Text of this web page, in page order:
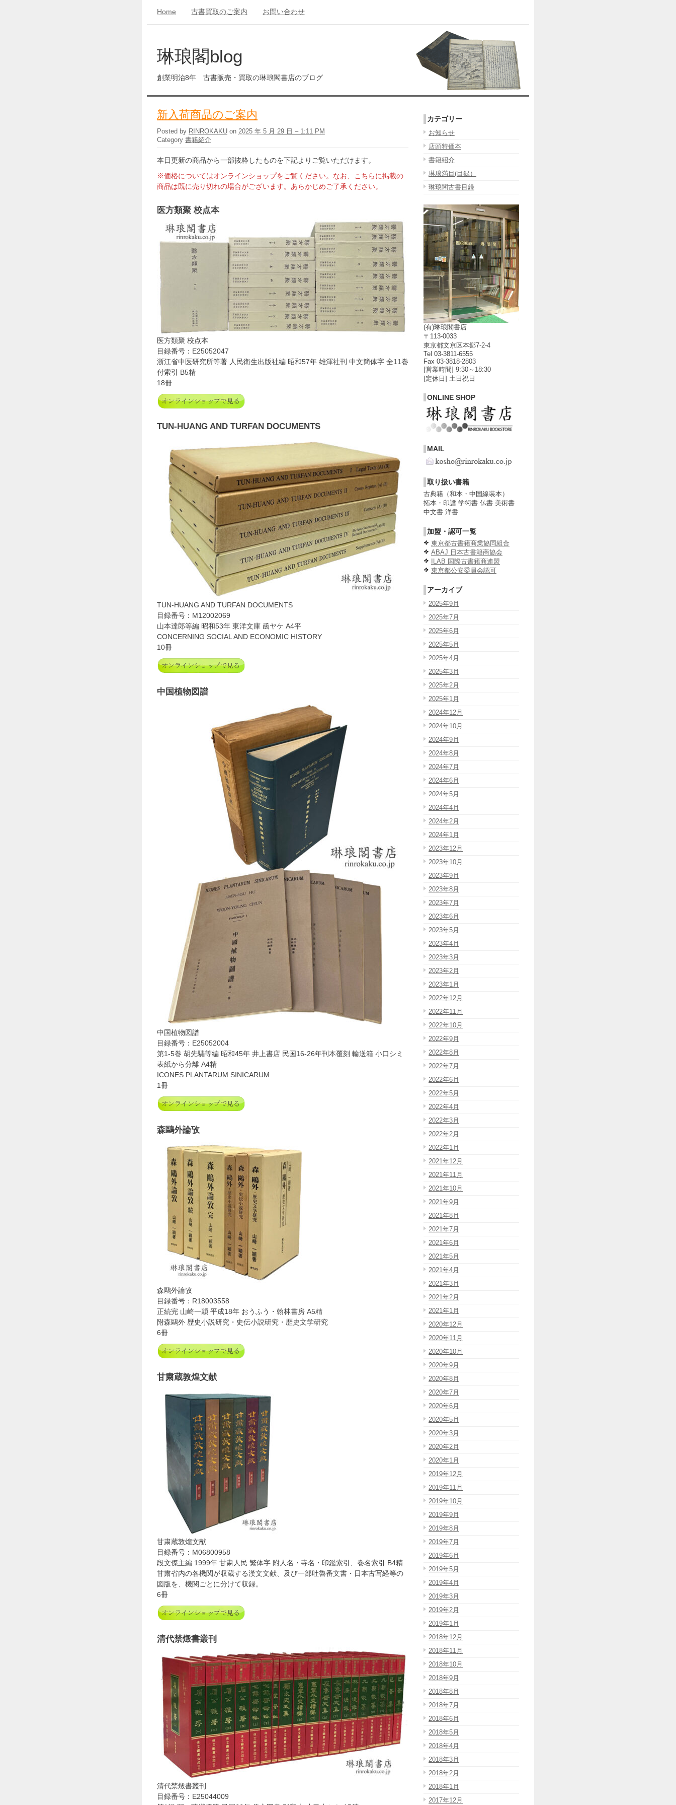
Home 古書買取のご案内 お問い合わせ
琳琅閣blog
創業明治8年 古書販売・買取の琳琅閣書店のブログ
新入荷商品のご案内
Posted by RINROKAKU on 2025 年 5 月 29 日 – 1:11 PM
Category 書籍紹介
本日更新の商品から一部抜粋したものを下記よりご覧いただけます。
※価格についてはオンラインショップをご覧ください。なお、こちらに掲載の
商品は既に売り切れの場合がございます。あらかじめご了承ください。
医方類聚 校点本
医方類聚 校点本
目録番号：E25052047
浙江省中医研究所等著 人民衛生出版社編 昭和57年 雄渾社刊 中文簡体字 全11巻
付索引 B5精
18冊
TUN-HUANG AND TURFAN DOCUMENTS
TUN-HUANG AND TURFAN DOCUMENTS
目録番号：M12002069
山本達郎等編 昭和53年 東洋文庫 函ヤケ A4平
CONCERNING SOCIAL AND ECONOMIC HISTORY
10冊
中国植物図譜
中国植物図譜
目録番号：E25052004
第1-5巻 胡先驌等編 昭和45年 井上書店 民国16-26年刊本覆刻 輸送箱 小口シミ
表紙から分離 A4精
ICONES PLANTARUM SINICARUM
1冊
森鷗外論攷
森鷗外論攷
目録番号：R18003558
正続完 山崎一穎 平成18年 おうふう・翰林書房 A5精
附森鷗外 歴史小説研究・史伝小説研究・歴史文学研究
6冊
甘粛蔵敦煌文献
甘粛蔵敦煌文献
目録番号：M06800958
段文傑主編 1999年 甘粛人民 繁体字 附人名・寺名・印鑑索引、巻名索引 B4精
甘粛省内の各機関が収蔵する漢文文献、及び一部吐魯番文書・日本古写経等の
図版を、機関ごとに分けて収録。
6冊
清代禁燬書叢刊
清代禁燬書叢刊
目録番号：E25044009
カテゴリー
お知らせ
店頭特価本
書籍紹介
琳琅満目(目録）
琳琅閣古書目録
(有)琳琅閣書店
〒113-0033
東京都文京区本郷7-2-4
Tel 03-3811-6555
Fax 03-3818-2803
[営業時間] 9:30～18:30
[定休日] 土日祝日
ONLINE SHOP
MAIL
取り扱い書籍
古典籍（和本・中国線装本）
拓本・印譜 学術書 仏書 美術書
中文書 洋書
加盟・認可一覧
東京都古書籍商業協同組合
ABAJ 日本古書籍商協会
ILAB 国際古書籍商連盟
東京都公安委員会認可
アーカイブ
2025年9月
2025年7月
2025年6月
2025年5月
2025年4月
2025年3月
2025年2月
2025年1月
2024年12月
2024年10月
2024年9月
2024年8月
2024年7月
2024年6月
2024年5月
2024年4月
2024年2月
2024年1月
2023年12月
2023年10月
2023年9月
2023年8月
2023年7月
2023年6月
2023年5月
2023年4月
2023年3月
2023年2月
2023年1月
2022年12月
2022年11月
2022年10月
2022年9月
2022年8月
2022年7月
2022年6月
2022年5月
2022年4月
2022年3月
2022年2月
2022年1月
2021年12月
2021年11月
2021年10月
2021年9月
2021年8月
2021年7月
2021年6月
2021年5月
2021年4月
2021年3月
2021年2月
2021年1月
2020年12月
2020年11月
2020年10月
2020年9月
2020年8月
2020年7月
2020年6月
2020年5月
2020年3月
2020年2月
2020年1月
2019年12月
2019年11月
2019年10月
2019年9月
2019年8月
2019年7月
2019年6月
2019年5月
2019年4月
2019年3月
2019年2月
2019年1月
2018年12月
2018年11月
2018年10月
2018年9月
2018年8月
2018年7月
2018年6月
2018年5月
2018年4月
2018年3月
2018年2月
2018年1月
2017年12月